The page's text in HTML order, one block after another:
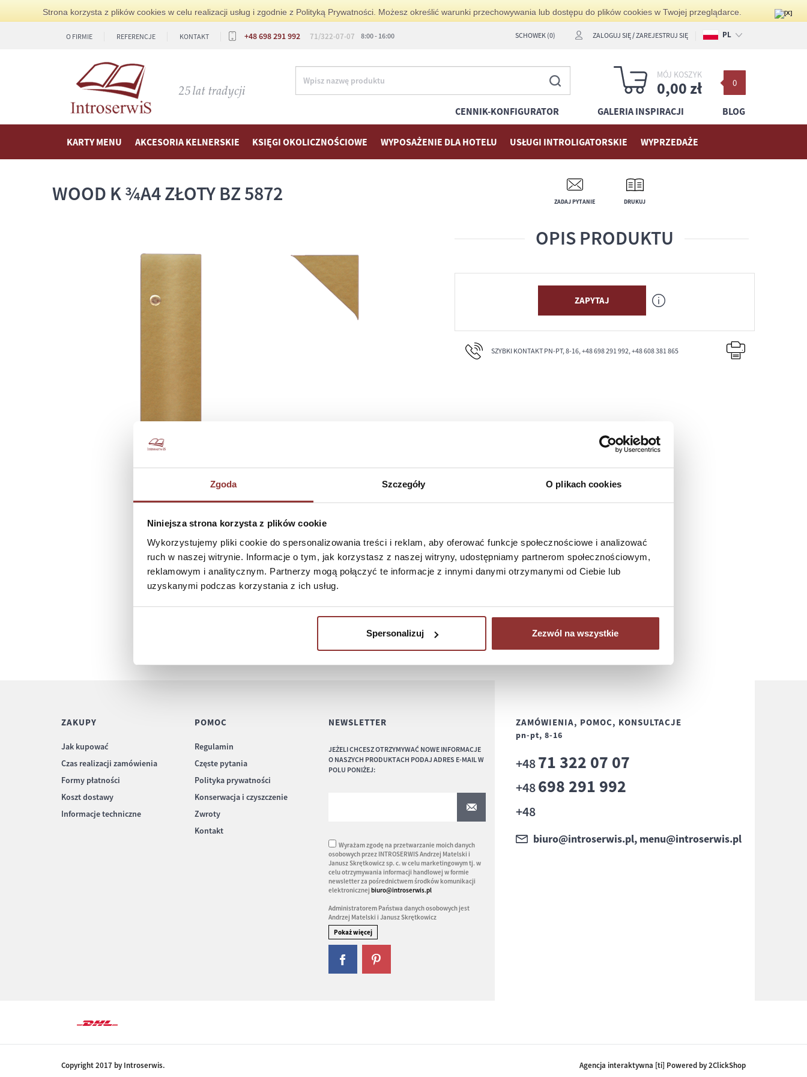
Zgoda Szczegóły O plikach cookies
Niniejsza strona korzysta z plików cookie
Wykorzystujemy pliki cookie do spersonalizowania treści i reklam, aby oferować funkcje społecznościowe i analizować
ruch w naszej witrynie. Informacje o tym, jak korzystasz z naszej witryny, udostępniamy partnerom społecznościowym,
reklamowym i analitycznym. Partnerzy mogą połączyć te informacje z innymi danymi otrzymanymi od Ciebie lub
uzyskanymi podczas korzystania z ich usług.
Spersonalizuj Zezwól na wszystkie
Strona korzysta z plików cookies w celu realizacji usług i zgodnie z Polityką Prywatności. Możesz określić warunki przechowywania lub dostępu do plików cookies w Twojej przeglądarce.
O FIRMIE REFERENCJE KONTAKT +48 698 291 992 71/322-07-07 8:00 - 16:00 SCHOWEK (0) ZALOGUJ SIĘ/ZAREJESTRUJ SIĘ PL
DE
CENNIK-KONFIGURATOR GALERIA INSPIRACJI BLOG
0
MÓJ KOSZYK
0,00 zł
KARTY MENU AKCESORIA KELNERSKIE KSIĘGI OKOLICZNOŚCIOWE WYPOSAŻENIE DLA HOTELU USŁUGI INTROLIGATORSKIE WYPRZEDAŻE
WOOD K ¾A4 ZŁOTY BZ 5872 ZADAJ PYTANIE DRUKUJ
OPIS PRODUKTU
ZAPYTAJ
SZYBKI KONTAKT PN-PT, 8-16, +48 698 291 992, +48 608 381 865
ZAKUPY
Jak kupować
Czas realizacji zamówienia
Formy płatności
Koszt dostawy
Informacje techniczne
POMOC
Regulamin
Częste pytania
Polityka prywatności
Konserwacja i czyszczenie
Zwroty
Kontakt
NEWSLETTER
JEŻELI CHCESZ OTRZYMYWAĆ NOWE INFORMACJE
O NASZYCH PRODUKTACH PODAJ ADRES E-MAIL W
POLU PONIŻEJ:
Wyrażam zgodę na przetwarzanie moich danych
osobowych przez INTROSERWIS Andrzej Matelski i
Janusz Skrętkowicz sp. c. w celu marketingowym tj. w
celu otrzymywania informacji handlowej w formie
newsletter za pośrednictwem środków komunikacji
elektronicznej biuro@introserwis.pl
Administratorem Państwa danych osobowych jest
Andrzej Matelski i Janusz Skrętkowicz
ZAMÓWIENIA, POMOC, KONSULTACJE
pn-pt, 8-16
+4871 322 07 07
+48698 291 992
+48
biuro@introserwis.pl, menu@introserwis.pl
Copyright 2017 by Introserwis. Agencja interaktywna [ti] Powered by 2ClickShop